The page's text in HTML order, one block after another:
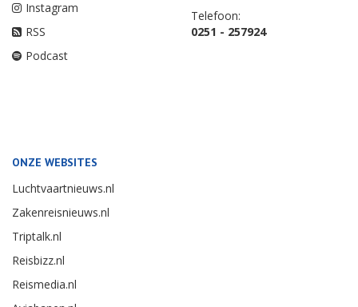
Instagram
RSS
Podcast
Telefoon:
0251 - 257924
ONZE WEBSITES
Luchtvaartnieuws.nl
Zakenreisnieuws.nl
Triptalk.nl
Reisbizz.nl
Reismedia.nl